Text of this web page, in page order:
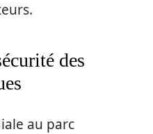
des
au parc